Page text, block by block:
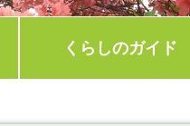
くらしのガイド